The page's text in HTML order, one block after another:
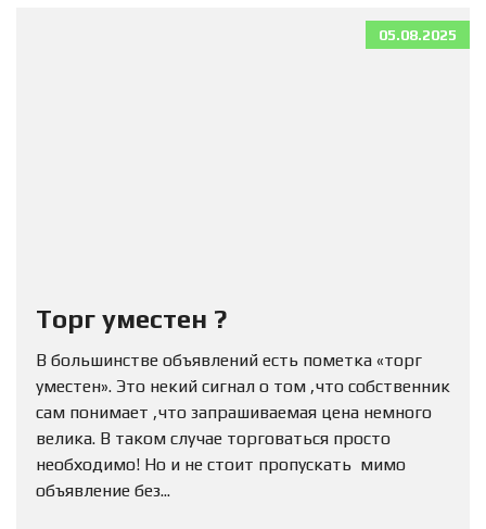
05.08.2025
Торг уместен ?
В большинстве объявлений есть пометка «торг
уместен». Это некий сигнал о том ,что собственник
сам понимает ,что запрашиваемая цена немного
велика. В таком случае торговаться просто
необходимо! Но и не стоит пропускать мимо
объявление без...